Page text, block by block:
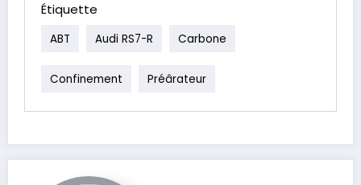
Étiquette
ABT Audi RS7-R Carbone
Confinement Préârateur